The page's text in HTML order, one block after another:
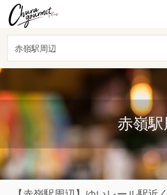
赤嶺駅周辺
赤嶺駅